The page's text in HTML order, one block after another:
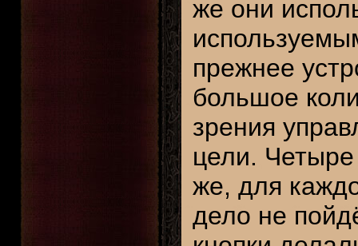
же они
прежнее
большое
зрения
цели.
же, для
дело не